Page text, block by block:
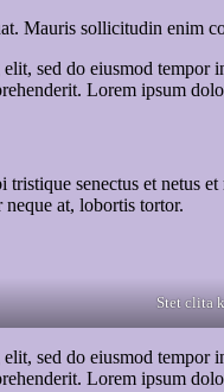
Mauris sollicitudin enim
sed do eiusmod
Lorem ipsum
tristique senectus et netus
at, lobortis tortor.
Stet clita
sed do eiusmod
Lorem ipsum